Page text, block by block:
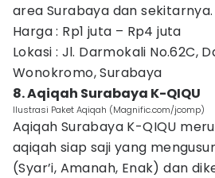
area Surabaya dan sekitarnya.
Harga : Rp1 juta – Rp4 juta
Lokasi : Jl. Darmokali No.62C,
Wonokromo, Surabaya
8. Aqiqah Surabaya K-QIQU
Ilustrasi Paket Aqiqah (Magnific.com/jcomp)
Aqiqah Surabaya K-QIQU
aqiqah siap saji yang
(Syar’i, Amanah, Enak) dan